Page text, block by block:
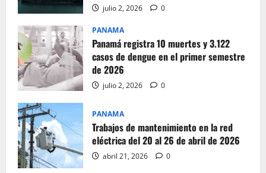
julio 2, 2026 0
PANAMA
Panamá registra 10 muertes y 3.122
casos de dengue en el primer semestre
de 2026
julio 2, 2026 0
PANAMA
Trabajos de mantenimiento en la red
eléctrica del 20 al 26 de abril de 2026
abril 21, 2026 0